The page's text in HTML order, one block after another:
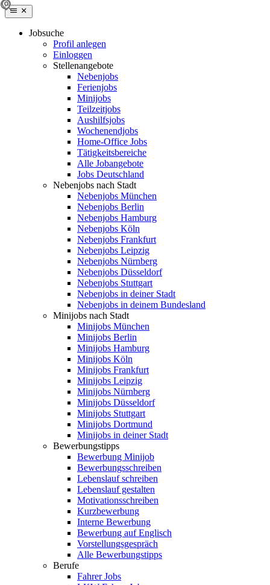
Jobsuche
Profil anlegen
Einloggen
Stellenangebote
Nebenjobs
Ferienjobs
Minijobs
Teilzeitjobs
Aushilfsjobs
Wochenendjobs
Home-Office Jobs
Tätigkeitsbereiche
Alle Jobangebote
Jobs Deutschland
Nebenjobs nach Stadt
Nebenjobs München
Nebenjobs Berlin
Nebenjobs Hamburg
Nebenjobs Köln
Nebenjobs Frankfurt
Nebenjobs Leipzig
Nebenjobs Nürnberg
Nebenjobs Düsseldorf
Nebenjobs Stuttgart
Nebenjobs in deiner Stadt
Nebenjobs in deinem Bundesland
Minijobs nach Stadt
Minijobs München
Minijobs Berlin
Minijobs Hamburg
Minijobs Köln
Minijobs Frankfurt
Minijobs Leipzig
Minijobs Nürnberg
Minijobs Düsseldorf
Minijobs Stuttgart
Minijobs Dortmund
Minijobs in deiner Stadt
Bewerbungstipps
Bewerbung Minijob
Bewerbungsschreiben
Lebenslauf schreiben
Lebenslauf gestalten
Motivationsschreiben
Kurzbewerbung
Interne Bewerbung
Bewerbung auf Englisch
Vorstellungsgespräch
Alle Bewerbungstipps
Berufe
Fahrer Jobs